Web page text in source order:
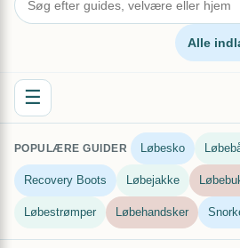
Alle
☰
POPULÆRE GUIDER Løbesko
Recovery Boots Løbejakke
Løbestrømper Løbehandsker